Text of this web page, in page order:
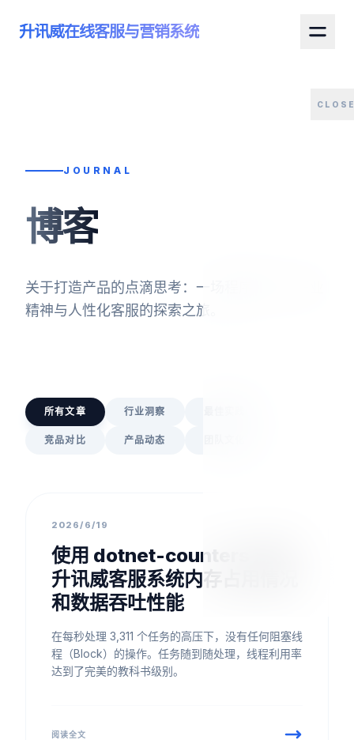
升讯威在线客服与营销系统
JOURNAL
博客
关于打造产品的点滴思考：一场程序代码、职业
精神与人性化客服的探索之旅。
所有文章 行业洞察
竞品对比 产品动态
最佳实践
2026/6/19
使用 dotnet-counters 观测
升讯威客服系统内存占用情况
和数据吞吐性能
在每秒处理 3,311 个任务的高压下，没有任何阻塞线
程（Block）的操作。任务随到随处理，线程利用率
达到了完美的教科书级别。
阅读全文